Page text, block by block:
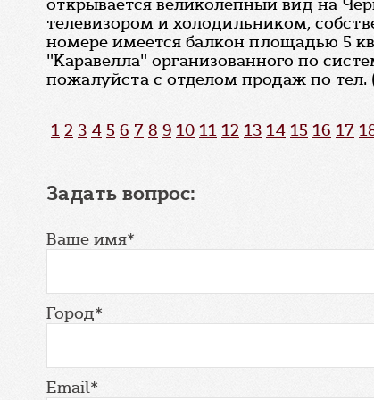
открывается великолепный вид на
телевизором и холодильником,
номере имеется балкон площадью 5
"Каравелла" организованного по
пожалуйста с отделом продаж по тел.
1 2 3 4 5 6 7 8 9 10 11 12 13 14 15 16 17
Задать вопрос:
Ваше имя*
Город*
Email*